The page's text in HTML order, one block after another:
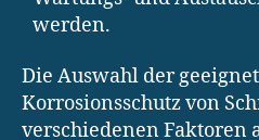
werden.
Die Auswahl der
Korrosionsschutz von
verschiedenen Faktoren